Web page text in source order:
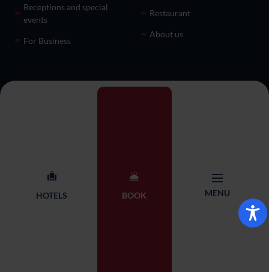
HOTELS BOOK MENU
Receptions and special
events
For Business
Restaurant
About us